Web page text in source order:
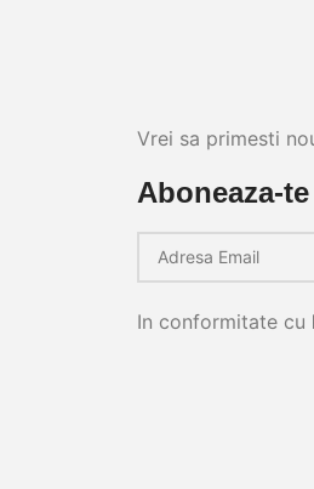
Vrei sa primesti
Aboneaza-
In conformitate cu